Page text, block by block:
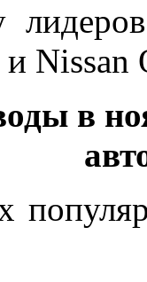
Nissan
в